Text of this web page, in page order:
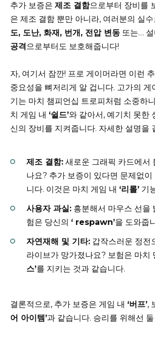
추가 보증은 제조 결함으로부터 장비를
은 제조 결함 뿐만 아니라, 여러분의 실
도, 도난, 화재, 번개, 전압 변동 또는…
공격으로부터도 보호해줍니다!
자, 여기서 잠깐! 프로 게이머라면 이런
중요성을 뼈저리게 알 겁니다. 고가의 게
기는 마치 챔피언십 트로피처럼 소중하
치 게임 내 ‘쉴드’와 같아서, 예기치 못한
신의 장비를 지켜줍니다. 자세한 설명을
제조 결함: 새로운 그래픽 카드에서
나요? 추가 보증이 있다면 문제없
니다. 이것은 마치 게임 내 ‘리롤’ 기
사용자 과실: 흥분해서 마우스 선을
험은 당신의 ‘ respawn’을 도와줍
자연재해 및 기타: 갑작스러운 정전
라이브가 망가졌나요? 보험은 마치
스’를 지키는 것과 같습니다.
결론적으로, 추가 보증은 게임 내 ‘버프’,
어 아이템’과 같습니다. 승리를 위해선